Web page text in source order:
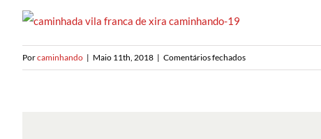
Porcaminhando | Maio 11th, 2018 | Comentários fechadosem
Caminhando